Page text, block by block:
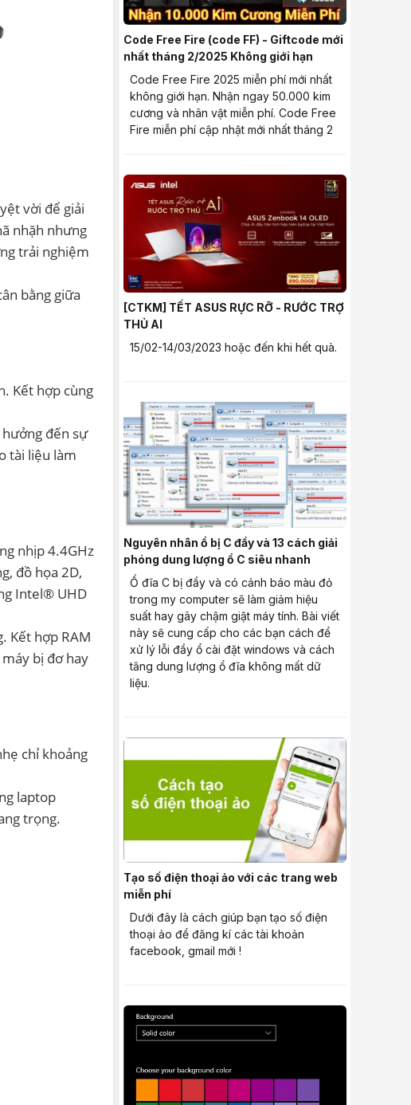
vời để giải
nhặh nhưng
trải nghiệm
bằng giữa
Kết hợp cùng
hưởng đến sự
tài liệu làm
nhịp 4.4GHz
đồ họa 2D,
Intel® UHD
Kết hợp RAM
bị đơ hay
chỉ khoảng
laptop
trọng.
Code Free Fire (code FF) - Giftcode mới
nhất tháng 2/2025 Không giới hạn
Code Free Fire 2025 miễn phí mới nhất
không giới hạn. Nhận ngay 50.000 kim
cương và nhân vật miễn phí. Code Free
Fire miễn phí cập nhật mới nhất tháng 2
[CTKM] TẾT ASUS RỰC RỠ - RƯỚC TRỢ
THỦ AI
15/02-14/03/2023 hoặc đến khi hết quà.
Nguyên nhân ổ bị C đầy và 13 cách giải
phóng dung lượng ổ C siêu nhanh
Ổ đĩa C bị đầy và có cảnh báo màu đỏ
trong my computer sẽ làm giảm hiệu
suất hay gây chậm giật máy tính. Bài viết
này sẽ cung cấp cho các bạn cách để
xử lý lỗi đầy ổ cài đặt windows và cách
tăng dung lượng ổ đĩa không mất dữ
liệu.
Tạo số điện thoại ảo với các trang web
miễn phí
Dưới đây là cách giúp bạn tạo số điện
thoại ảo để đăng kí các tài khoản
facebook, gmail mới !